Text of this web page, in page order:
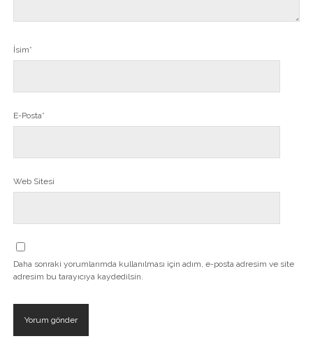
İsim*
E-Posta*
Web Sitesi
Daha sonraki yorumlarımda kullanılması için adım, e-posta adresim ve site
adresim bu tarayıcıya kaydedilsin.